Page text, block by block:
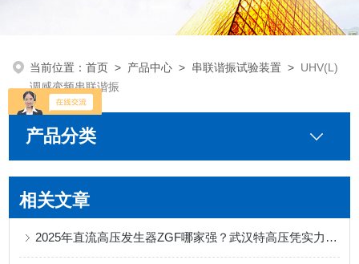
当前位置：首页 > 产品中心 > 串联谐振试验装置 > UHV(L)
调感变频串联谐振
产品分类
相关文章
2025年直流高压发生器ZGF哪家强？武汉特高压凭实力出圈！